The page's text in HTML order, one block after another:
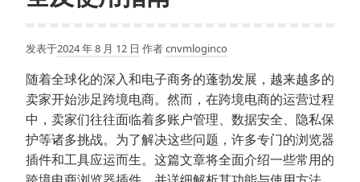
发表于2024 年 8 月 12 日 作者cnvmloginco
随着全球化的深入和电子商务的蓬勃发展，越来越多的
卖家开始涉足跨境电商。然而，在跨境电商的运营过程
中，卖家们往往面临着多账户管理、数据安全、隐私保
护等诸多挑战。为了解决这些问题，许多专门的浏览器
插件和工具应运而生。这篇文章将全面介绍一些常用的